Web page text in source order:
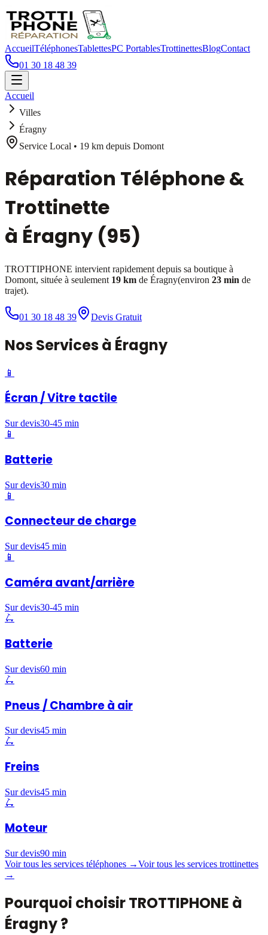
AccueilTéléphonesTablettesPC PortablesTrottinettesBlogContact
01 30 18 48 39
Accueil
Villes
Éragny
Service Local • 19 km depuis Domont
Réparation Téléphone &
Trottinette
à Éragny (95)
TROTTIPHONE intervient rapidement depuis sa boutique à
Domont, située à seulement 19 km de Éragny(environ 23 min de
trajet).
01 30 18 48 39 Devis Gratuit
NosServicesà Éragny
📱
Écran / Vitre tactile
Sur devis30-45 min
📱
Batterie
Sur devis30 min
📱
Connecteur de charge
Sur devis45 min
📱
Caméra avant/arrière
Sur devis30-45 min
🛴
Batterie
Sur devis60 min
🛴
Pneus / Chambre à air
Sur devis45 min
🛴
Freins
Sur devis45 min
🛴
Moteur
Sur devis90 min
Voir tous les services téléphones →Voir tous les services trottinettes
→
Pourquoi choisir TROTTIPHONE à
Éragny?